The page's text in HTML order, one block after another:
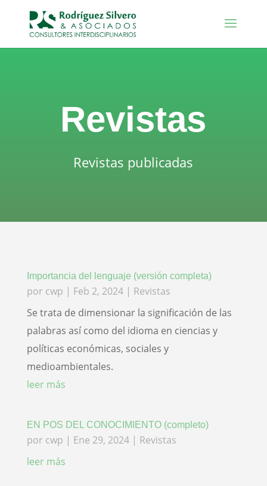
Revistas
Revistas publicadas
Importancia del lenguaje (versión completa)
por cwp | Feb 2, 2024| Revistas
Se trata de dimensionar la significación de las
palabras así como del idioma en ciencias y
políticas económicas, sociales y
medioambientales.
leer más
EN POS DEL CONOCIMIENTO (completo)
por cwp | Ene 29, 2024| Revistas
leer más